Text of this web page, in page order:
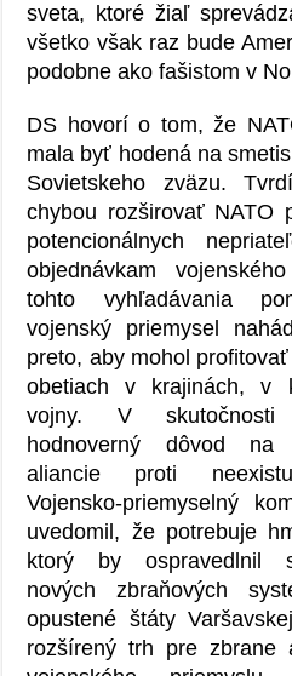
sveta, ktoré žiaľ
všetko však raz bude
podobne ako fašistom v
DS hovorí o tom, že
mala byť hodená na
Sovietskeho zväzu.
chybou rozširovať NATO
potencionálnych
objednávkam
tohto vyhľadávania
vojenský priemysel
preto, aby mohol
obetiach v krajinách, v
vojny. V skutočnosti
hodnoverný dôvod na
aliancie proti
Vojensko-priemyselný
uvedomil, že potrebuje
ktorý by ospravedlnil
nových zbraňových
opustené štáty
rozšírený trh pre zbrane